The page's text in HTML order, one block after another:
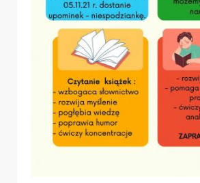
MUZEUM - GODZINY OTWARCIA